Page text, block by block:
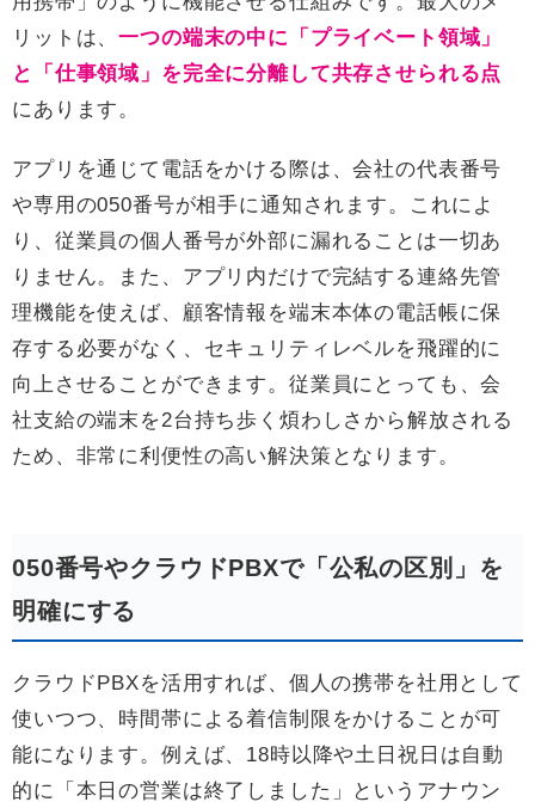
リットは、一つの端末の中に「プライベート領域」
と「仕事領域」を完全に分離して共存させられる点
にあります。
アプリを通じて電話をかける際は、会社の代表番号
や専用の050番号が相手に通知されます。これによ
り、従業員の個人番号が外部に漏れることは一切あ
りません。また、アプリ内だけで完結する連絡先管
理機能を使えば、顧客情報を端末本体の電話帳に保
存する必要がなく、セキュリティレベルを飛躍的に
向上させることができます。従業員にとっても、会
社支給の端末を2台持ち歩く煩わしさから解放される
ため、非常に利便性の高い解決策となります。
050番号やクラウドPBXで「公私の区別」を
明確にする
クラウドPBXを活用すれば、個人の携帯を社用として
使いつつ、時間帯による着信制限をかけることが可
能になります。例えば、18時以降や土日祝日は自動
的に「本日の営業は終了しました」というアナウン